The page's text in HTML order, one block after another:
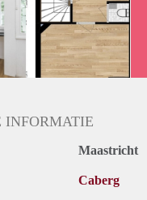
INFORMATIE
Maastricht
Caberg